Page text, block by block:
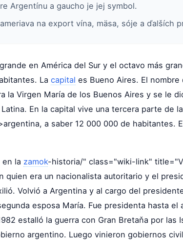
Argentínu a gaucho je jej symbol.
na export vína, mäsa, sóje a ďalších
en América del Sur y el octavo más
La capital es Bueno Aires. El
la Virgen María de los Buenos Aires y se le
En la capital vive una tercera parte de
a saber 12 000 000 de habitantes.
la zamok-historia/" class="wiki-link"
quien era un nacionalista autoritario y el
Volvió a Argentina y al cargo del
esposa María. Fue presidenta hasta
estalló la guerra con Gran Bretaňa por las
argentino. Luego vinieron gobiernos